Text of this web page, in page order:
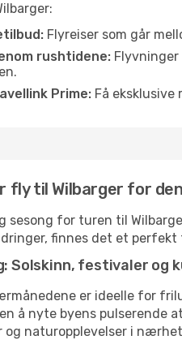
Flyreiser som går
rushtidene: Flyvninger
Prime: Få
fly til Wilbarger for
sesong for turen til
finnes det et perfekt
Solskinn, festivaler og
er ideelle for
å nyte byens pulserende
og naturopplevelser i